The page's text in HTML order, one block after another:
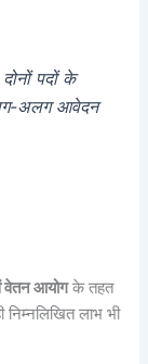
पदों के
अलग आवेदन
वेतन आयोगके तहत
लाभ भी